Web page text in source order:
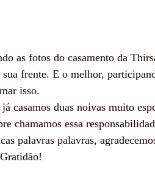
as fotos do casamento da
frente. E o melhor,
isso.
casamos duas noivas muito
chamamos essa
palavras palavras,